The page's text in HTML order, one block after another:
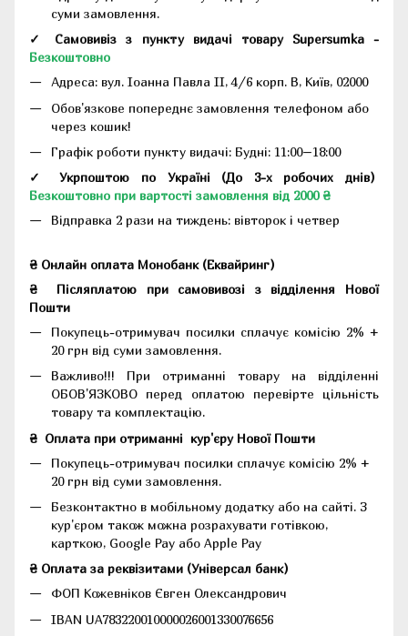
суми замовлення.
✓ Самовивіз з пункту видачі товару Supersumka -
Безкоштовно
Адреса: вул. Іоанна Павла II, 4/6 корп. В, Київ, 02000
Обов'язкове попереднє замовлення телефоном або
через кошик!
Графік роботи пункту видачі: Будні: 11:00–18:00
✓ Укрпоштою по Україні (До 3-х робочих днів)
Безкоштовно при вартості замовлення від 2000 ₴
Відправка 2 рази на тиждень: вівторок і четвер
₴ Онлайн оплата Монобанк (Еквайринг)
₴
Післяплатою при самовивозі з відділення Нової
Пошти
Покупець-отримувач посилки сплачує комісію 2% +
20 грн від суми замовлення.
Важливо!!! При отриманні товару на відділенні
ОБОВ'ЯЗКОВО перед оплатою перевірте цільність
товару та комплектацію.
₴ Оплата при отриманні кур'єру Нової Пошти
Покупець-отримувач посилки сплачує комісію 2% +
20 грн від суми замовлення.
Безконтактно в мобільному додатку або на сайті. З
кур'єром також можна розрахувати готівкою,
карткою, Google Pay або Apple Pay
₴ Оплата за реквізитами (Універсал банк)
ФОП Кожевніков Євген Олександрович
IBAN UA783220010000026001330076656